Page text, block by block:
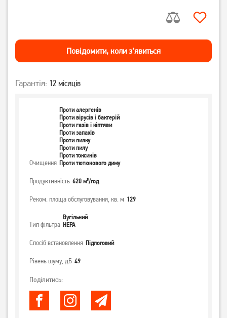
Повiдомити, коли з'явиться
Гарантія: 12 місяців
Очищення
Проти алергенів
Проти вірусів і бактерій
Проти газів і кіптяви
Проти запахів
Проти пилку
Проти пилу
Проти токсинів
Проти тютюнового диму
Продуктивність 620 м³/год
Реком. площа обслуговування, кв. м 129
Тип фільтра
Вугільний
НЕРА
Спосіб встановлення Підлоговий
Рівень шуму, дБ 49
Поділитись: